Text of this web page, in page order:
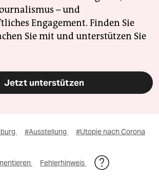
– und
Engagement. Finden Sie
Sie mit und unterstützen Sie
Jetzt unterstützen
#Ausstellung #Utopie nach Corona
Fehlerhinweis